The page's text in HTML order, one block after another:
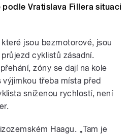
Vratislava Fillera situaci
jsou bezmotorové, jsou
cyklistů zásadní.
zóny se dají na kole
třeba místa před
sníženou rychlostí, není
Haagu. „Tam je